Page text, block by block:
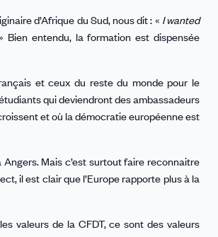
d’Afrique du Sud, nous dit : « I wanted
Bien entendu, la formation est dispensée
et ceux du reste du monde pour le
qui deviendront des ambassadeurs
et où la démocratie européenne est
Angers. Mais c’est surtout faire reconnaitre
il est clair que l’Europe rapporte plus à la
valeurs de la CFDT, ce sont des valeurs